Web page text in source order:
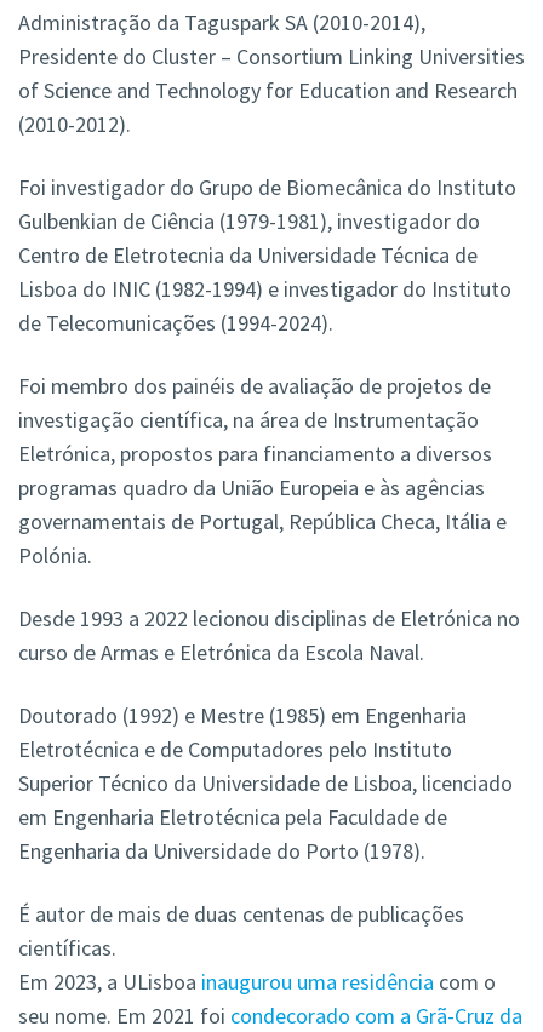
Administração da Taguspark SA (2010-2014),
Presidente do Cluster – Consortium Linking Universities
of Science and Technology for Education and Research
(2010-2012).
Foi investigador do Grupo de Biomecânica do Instituto
Gulbenkian de Ciência (1979-1981), investigador do
Centro de Eletrotecnia da Universidade Técnica de
Lisboa do INIC (1982-1994) e investigador do Instituto
de Telecomunicações (1994-2024).
Foi membro dos painéis de avaliação de projetos de
investigação científica, na área de Instrumentação
Eletrónica, propostos para financiamento a diversos
programas quadro da União Europeia e às agências
governamentais de Portugal, República Checa, Itália e
Polónia.
Desde 1993 a 2022 lecionou disciplinas de Eletrónica no
curso de Armas e Eletrónica da Escola Naval.
Doutorado (1992) e Mestre (1985) em Engenharia
Eletrotécnica e de Computadores pelo Instituto
Superior Técnico da Universidade de Lisboa, licenciado
em Engenharia Eletrotécnica pela Faculdade de
Engenharia da Universidade do Porto (1978).
É autor de mais de duas centenas de publicações
científicas.
Em 2023, a ULisboa inaugurou uma residência com o
seu nome. Em 2021 foi condecorado com a Grã-Cruz da